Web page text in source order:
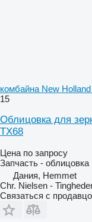
комбайна New
15
Облицовка для
TX68
Цена по запросу
Запчасть - облицовка
Дания, Hemmet
Chr. Nielsen -
Связаться с